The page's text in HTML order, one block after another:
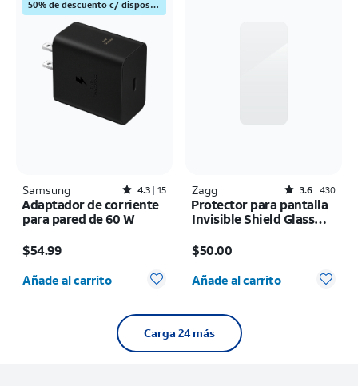
50% de descuento c/ dispositivo Samsung
Samsung Rated4.3out of 5 stars with15reviews
4.3 15
Adaptador de corriente
para pared de 60 W
$54.99
Cantidad seleccionada: 0
Añade al carrito
Zagg Rated3.6out of 5 stars with430reviews
3.6 430
Protector para pantalla
Invisible Shield Glass
Max
$50.00
Cantidad seleccionada: 0
Añade al carrito
Carga 24 más